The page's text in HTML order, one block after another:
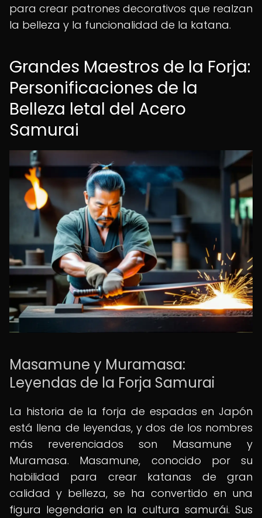
para crear patrones decorativos que realzan
la belleza y la funcionalidad de la katana.
Grandes Maestros de la Forja:
Personificaciones de la
Belleza letal del Acero
Samurai
Masamune y Muramasa:
Leyendas de la Forja Samurai
La historia de la forja de espadas en Japón
está llena de leyendas, y dos de los nombres
más reverenciados son Masamune y
Muramasa. Masamune, conocido por su
habilidad para crear katanas de gran
calidad y belleza, se ha convertido en una
figura legendaria en la cultura samurái. Sus